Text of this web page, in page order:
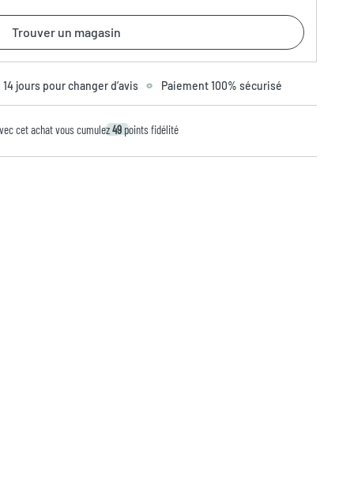
Trouver un magasin
14 jours pour changer d’avis Paiement 100% sécurisé
cet achat vous cumulez49 points fidélité